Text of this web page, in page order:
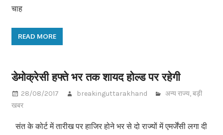
चाह
READ MORE
डेमोक्रेसी हफ्ते भर तक शायद होल्ड पर रहेगी
28/08/2017 breakinguttarakhand अन्य राज्य,बड़ी
खबर
संत के कोर्ट में तारीख पर हाजिर होने भर से दो राज्यों में एमर्जेंसी लगा दी